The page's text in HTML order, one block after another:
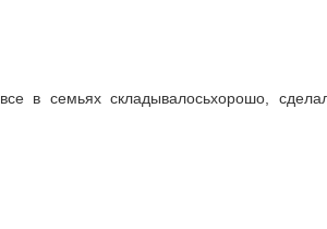
в семьях складывалосьхорошо,